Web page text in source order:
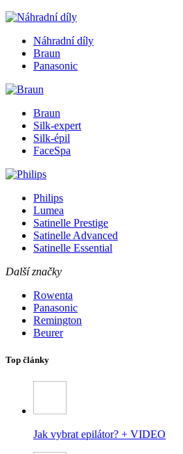
Náhradní díly
Braun
Panasonic
Braun
Silk-expert
Silk-épil
FaceSpa
Philips
Lumea
Satinelle Prestige
Satinelle Advanced
Satinelle Essential
Další značky
Rowenta
Panasonic
Remington
Beurer
Top články
Jak vybrat epilátor? + VIDEO